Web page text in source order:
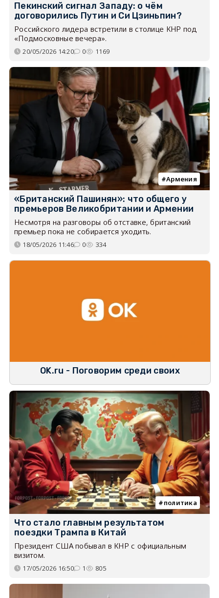
Пекинский сигнал Западу: о чём
договорились Путин и Си Цзиньпин?
Российского лидера встретили в столице КНР под
«Подмосковные вечера».
20/05/2026 14:20 0 1169
Армения
«Британский Пашинян»: что общего у
премьеров Великобритании и Армении
Несмотря на разговоры об отставке, британский
премьер пока не собирается уходить.
18/05/2026 11:46 0 334
OK.ru - Поговорим среди своих
политика
Что стало главным результатом
поездки Трампа в Китай
Президент США побывал в КНР с официальным
визитом.
17/05/2026 16:50 1 805